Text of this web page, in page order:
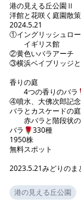
港の見える丘公園Ⅱ
洋館と花咲く庭園散策
2024.5.21
①イングリッシュロ
イギリス館
②黄色いバラアーチ
③横浜ベイブリッジ
香りの庭
4つの香りのバラ
④噴水、大佛次
バラとカスケードの庭
赤バラと階段状の
バラ🌹330種
1950株
無料スポット
2023.5.21みどりのま
港の見える丘公園